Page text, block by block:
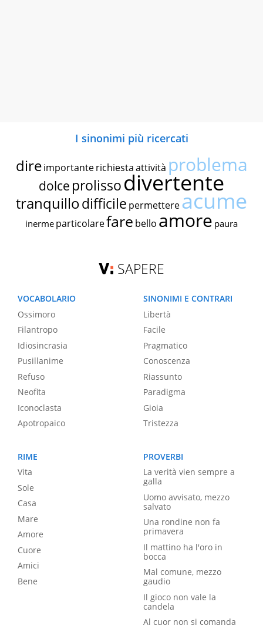
I sinonimi più ricercati
dire importante richiestaattività problema
dolce prolissodivertente
tranquillodifficile permettereacume
inerme particolarefare bello amore paura
SAPERE
VOCABOLARIO
Ossimoro
Filantropo
Idiosincrasia
Pusillanime
Refuso
Neofita
Iconoclasta
Apotropaico
SINONIMI E CONTRARI
Libertà
Facile
Pragmatico
Conoscenza
Riassunto
Paradigma
Gioia
Tristezza
RIME
Vita
Sole
Casa
Mare
Amore
Cuore
Amici
Bene
PROVERBI
La verità vien sempre a
galla
Uomo avvisato, mezzo
salvato
Una rondine non fa
primavera
Il mattino ha l'oro in
bocca
Mal comune, mezzo
gaudio
Il gioco non vale la
candela
Al cuor non si comanda